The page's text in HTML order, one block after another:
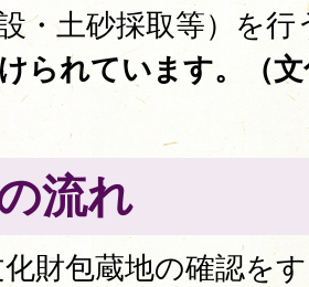
・土砂採取等）を行
られています。（
流れ
財包蔵地の確認を